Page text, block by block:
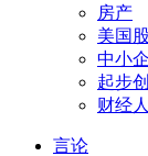
房产
美国
中小
起步
财经
言论